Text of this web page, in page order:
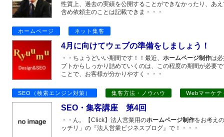
性質上、過去の実績を公開することができなかったり、あ
含め依頼主のことは記載できま・・・
ホームページ ネット集客
4月に向けてウェブの準備をしましょう！
・・ちょうどいい期間です！！最近、 ホームページ制作は
プトからしっかり詰めていくのは、この程度の期間が必要
ことで、お客様が分かりやすく・・・
SEO（検索エンジン対策） 集客方法・ノウハウ Webマーケテ
SEO・集客講座 第4回
・・ん。【Click】法人営業用のホームページ制作をお考え
ッチリ」の『法人営業ビジネスブログ』で！・・・